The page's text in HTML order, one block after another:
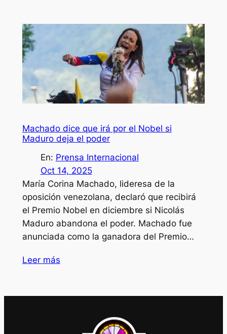
Machado dice que irá por el Nobel si
Maduro deja el poder
En: Prensa Internacional
Oct 14, 2025
María Corina Machado, lideresa de la
oposición venezolana, declaró que recibirá
el Premio Nobel en diciembre si Nicolás
Maduro abandona el poder. Machado fue
anunciada como la ganadora del Premio…
Leer más